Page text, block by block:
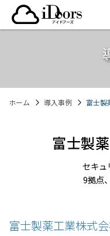
テ
ス
ホーム 導入事例 富士製
富士製
セキュ
9拠点
富士製薬工業株式